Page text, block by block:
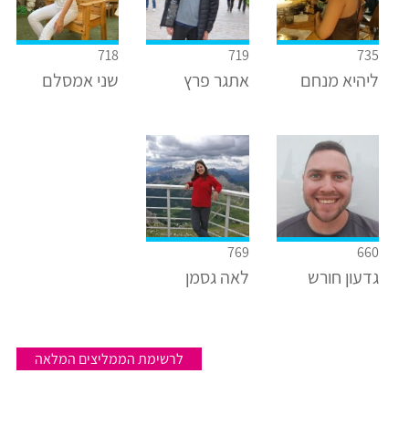
735
ליהיא מנחם
719
אתגר פרץ
718
שני אמסלם
660
גדעון חורש
769
לאה גסמן
לרשימת הממליצים המלאה